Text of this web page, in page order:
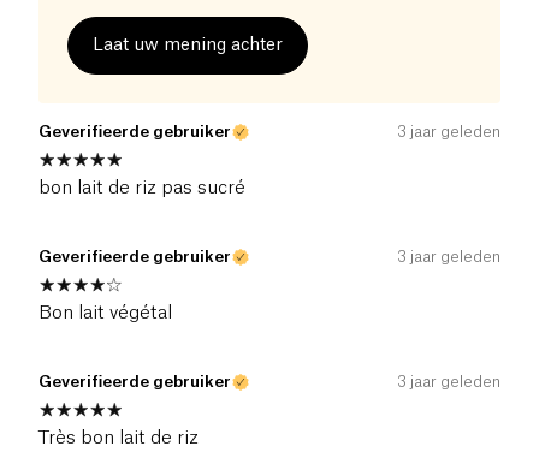
Laat uw mening achter
Geverifieerde gebruiker 3 jaar geleden
bon lait de riz pas sucré
Geverifieerde gebruiker 3 jaar geleden
Bon lait végétal
Geverifieerde gebruiker 3 jaar geleden
Très bon lait de riz